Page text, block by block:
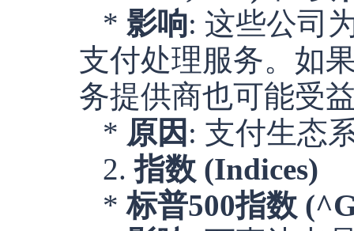
* 影响: 这些公司
支付处理服务。如
务提供商也可能受
* 原因 : 支付生态
2.指数 (Indices)
*标普500指数